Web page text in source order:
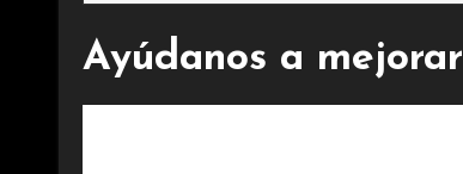
Ayúdanos a mejorar